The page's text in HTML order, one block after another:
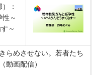
：
～
～
らめさせない。若者たち
動画配信）